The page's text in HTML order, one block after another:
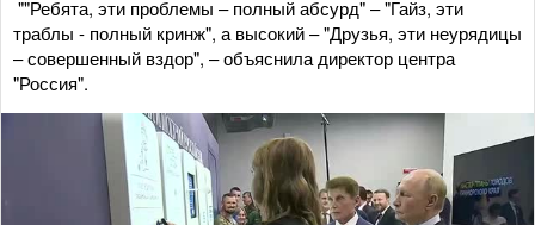
""Ребята, эти проблемы – полный абсурд" – "Гайз, эти
траблы - полный кринж", а высокий – "Друзья, эти неурядицы
– совершенный вздор", – объяснила директор центра
"Россия".